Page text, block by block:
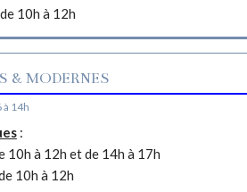
10h à 12h
& MODERNES
à 14h
:
10h à 12h et de 14h à 17h
10h à 12h